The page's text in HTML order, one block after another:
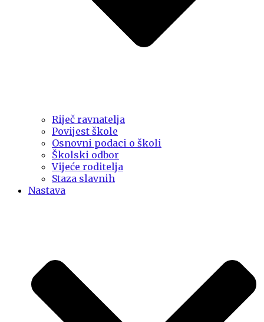
Riječ ravnatelja
Povijest škole
Osnovni podaci o školi
Školski odbor
Vijeće roditelja
Staza slavnih
Nastava